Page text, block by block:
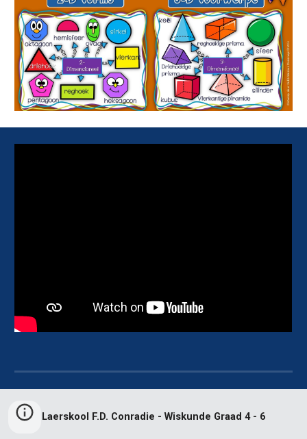
Laerskool F.D. Conradie - Wiskunde Graad 4 - 6